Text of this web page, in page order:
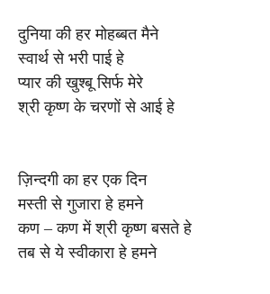
दुनिया की हर मोहब्बत मैने
स्वार्थ से भरी पाई हे
प्यार की खुश्बू सिर्फ मेरे
श्री कृष्ण के चरणों से आई हे
ज़िन्दगी का हर एक दिन
मस्ती से गुजारा हे हमने
कण – कण में श्री कृष्ण बसते हे
तब से ये स्वीकारा हे हमने